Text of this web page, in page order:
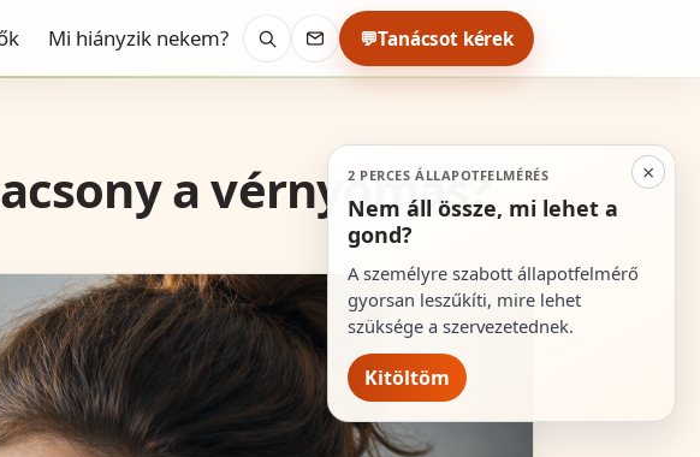
Mi hiányzik nekem? KeresésKapcsolat
💬Tanácsot kérek
×
2 PERCES ÁLLAPOTFELMÉRÉS
Nem áll össze, mi lehet a
gond?
A személyre szabott állapotfelmérő
gyorsan leszűkíti, mire lehet
szüksége a szervezetednek.
Kitöltöm
a vérnyomás?